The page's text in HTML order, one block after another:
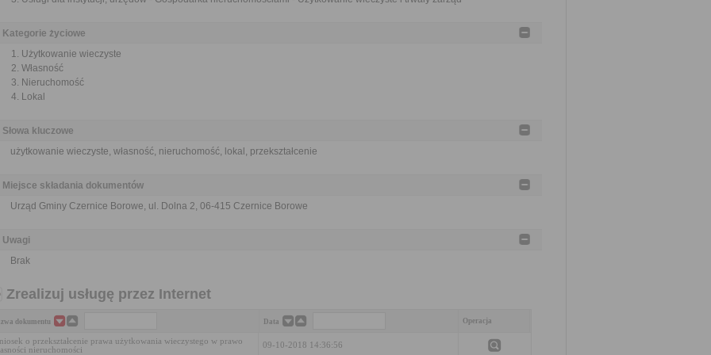
Kategorie życiowe
Użytkowanie wieczyste
Własność
Nieruchomość
Lokal
Słowa kluczowe
użytkowanie wieczyste, własność, nieruchomość, lokal, przekształcenie
Miejsce składania dokumentów
Urząd Gminy Czernice Borowe, ul. Dolna 2, 06-415 Czernice Borowe
Uwagi
Brak
Zrealizuj usługę przez Internet
dokumentu Data Operacja
o przekształcenie prawa użytkowania wieczystego w prawo
nieruchomości
09-10-2018 14:36:56